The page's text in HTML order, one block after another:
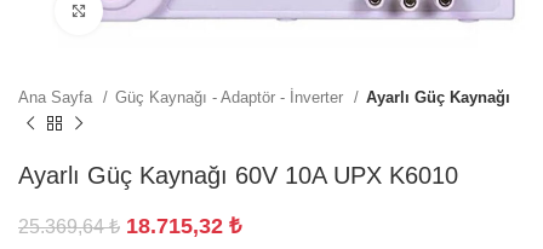
Büyütmek için tıklayın
Ana Sayfa Güç Kaynağı - Adaptör - İnverter Ayarlı Güç Kaynağı
Ayarlı Güç Kaynağı 60V 10A UPX K6010
25.369,64₺ 18.715,32 ₺